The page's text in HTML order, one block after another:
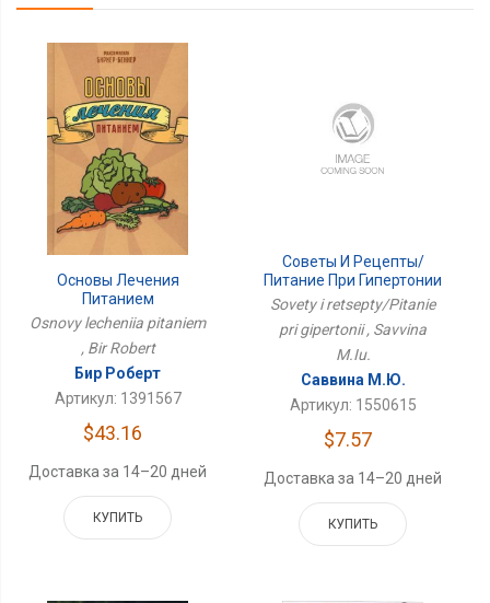
Основы Лечения
Питанием
Osnovy lecheniia pitaniem
, Bir Robert
Бир Роберт
Артикул: 1391567
$43.16
Доставка за 14–20 дней
КУПИТЬ
Советы И Рецепты/
Питание При Гипертонии
Sovety i retsepty/Pitanie
pri gipertonii , Savvina
M.Iu.
Саввина М.Ю.
Артикул: 1550615
$7.57
Доставка за 14–20 дней
КУПИТЬ